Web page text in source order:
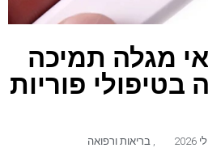
מגלה תמיכה
בטיפולי פוריות
בריאות ורפואה